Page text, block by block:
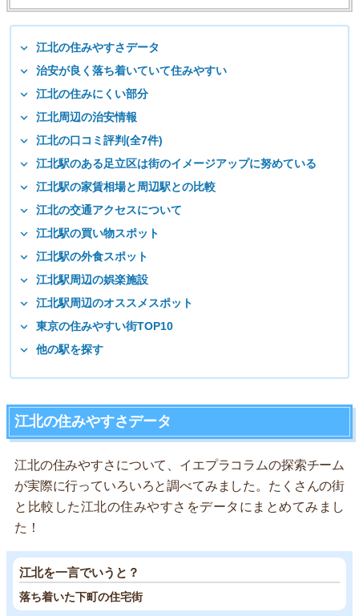
江北の住みやすさデータ
治安が良く落ち着いていて住みやすい
江北の住みにくい部分
江北周辺の治安情報
江北の口コミ評判(全7件)
江北駅のある足立区は街のイメージアップに努めている
江北駅の家賃相場と周辺駅との比較
江北の交通アクセスについて
江北駅の買い物スポット
江北駅の外食スポット
江北駅周辺の娯楽施設
江北駅周辺のオススメスポット
東京の住みやすい街TOP10
他の駅を探す
江北の住みやすさデータ
江北の住みやすさについて、イエプラコラムの探索チーム
が実際に行っていろいろと調べてみました。たくさんの街
と比較した江北の住みやすさをデータにまとめてみまし
た！
江北を一言でいうと？
落ち着いた下町の住宅街